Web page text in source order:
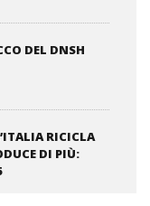
DEL DNSH
RICICLA
DI PIÙ: